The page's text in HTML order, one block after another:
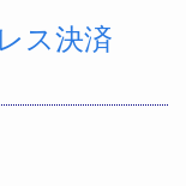
ス決済